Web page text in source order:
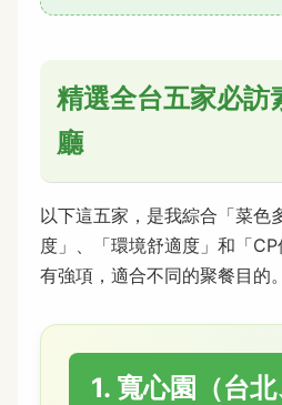
精選全台五家必訪
廳
以下這五家，是我綜合「菜色
度」、「環境舒適度」和「
有強項，適合不同的聚餐目的。
1. 寬心園（台北